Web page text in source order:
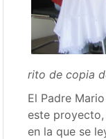
rito de copia
El Padre
este
en la que se